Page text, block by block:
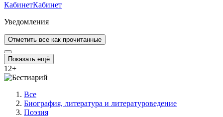
КабинетКабинет
Уведомления
Отметить все как прочитанные
Показать ещё
12+
Все
Биография, литература и литературоведение
Поэзия